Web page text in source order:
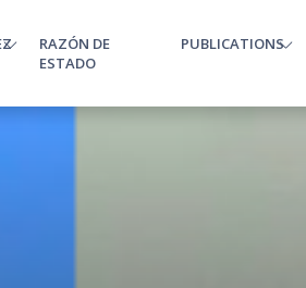
RAZÓN DE
ESTADO
PUBLICATIONS